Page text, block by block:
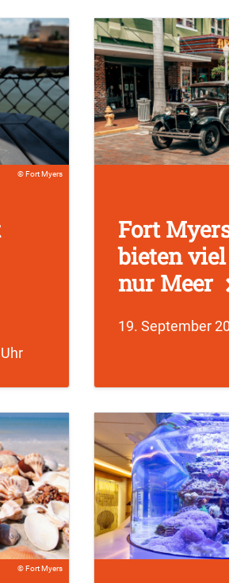
Fort Myers
Fort
bieten
nur Meer
19. September
Fort Myers